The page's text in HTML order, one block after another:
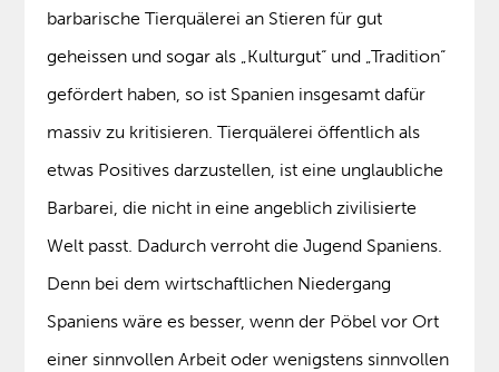
barbarische Tierquälerei an Stieren für gut
geheissen und sogar als „Kulturgut“ und „Tradition“
gefördert haben, so ist Spanien insgesamt dafür
massiv zu kritisieren. Tierquälerei öffentlich als
etwas Positives darzustellen, ist eine unglaubliche
Barbarei, die nicht in eine angeblich zivilisierte
Welt passt. Dadurch verroht die Jugend Spaniens.
Denn bei dem wirtschaftlichen Niedergang
Spaniens wäre es besser, wenn der Pöbel vor Ort
einer sinnvollen Arbeit oder wenigstens sinnvollen